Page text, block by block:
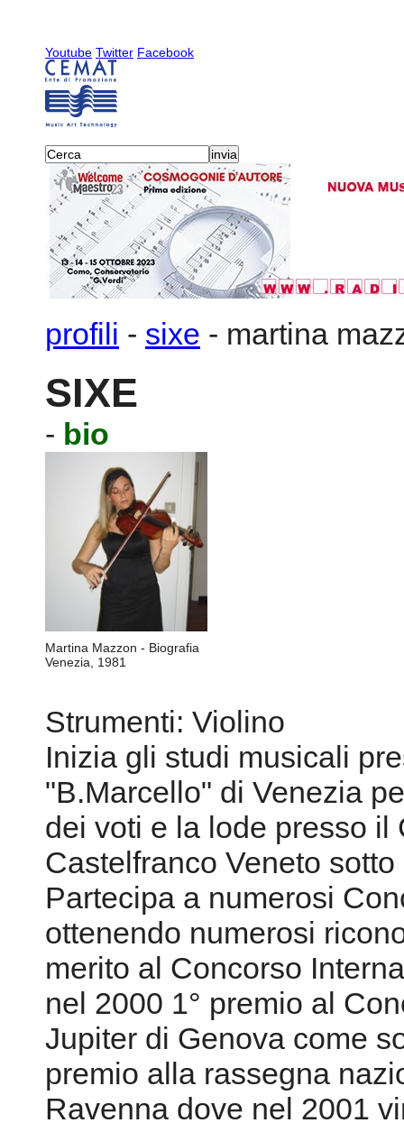
Youtube Twitter Facebook
profili - sixe - martina
SIXE
- bio
Martina Mazzon - Biografia
Venezia, 1981
Strumenti: Violino
Inizia gli studi musicali
"B.Marcello" di Venezia
dei voti e la lode presso il
Castelfranco Veneto
Partecipa a numerosi
ottenendo numerosi
merito al Concorso
nel 2000 1° premio al
Jupiter di Genova come
premio alla rassegna
Ravenna dove nel 2001